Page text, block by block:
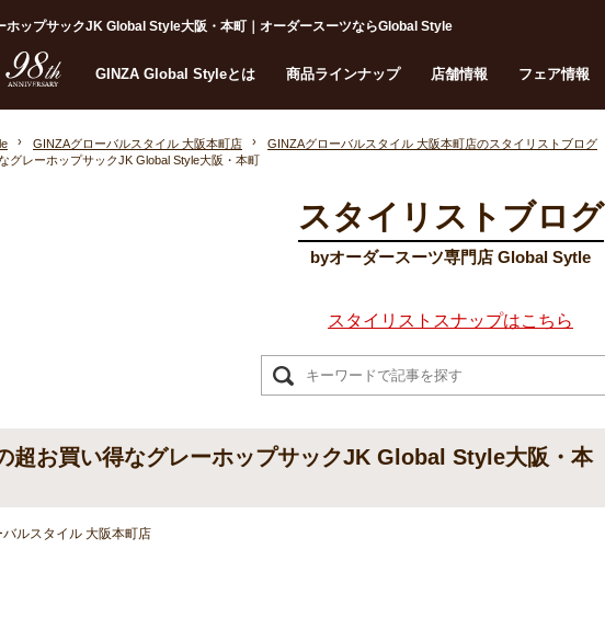
ホップサックJK Global Style大阪・本町｜オーダースーツならGlobal Style
GINZA Global Styleとは 商品ラインナップ 店舗情報 フェア情報
GINZAグローバルスタイル 大阪本町店
GINZAグローバルスタイル 大阪本町店のスタイリストブログ
グレーホップサックJK Global Style大阪・本町
スタイリストブログ
byオーダースーツ専門店 Global Sytle
スタイリストスナップはこちら
超お買い得なグレーホップサックJK Global Style大阪・本
ルスタイル 大阪本町店